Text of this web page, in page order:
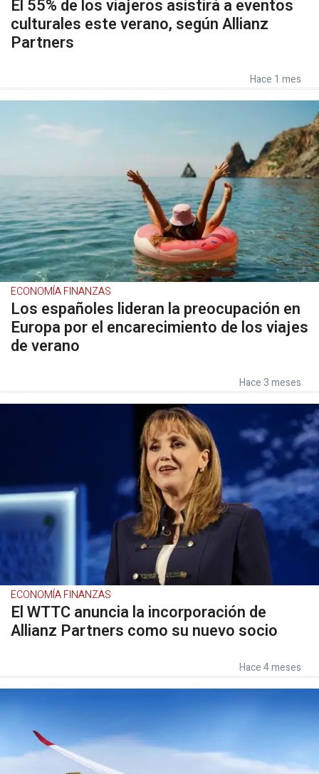
El 55% de los viajeros asistirá a eventos
culturales este verano, según Allianz
Partners
Hace 1 mes
ECONOMÍA FINANZAS
Los españoles lideran la preocupación en
Europa por el encarecimiento de los viajes
de verano
Hace 3 meses
ECONOMÍA FINANZAS
El WTTC anuncia la incorporación de
Allianz Partners como su nuevo socio
Hace 4 meses